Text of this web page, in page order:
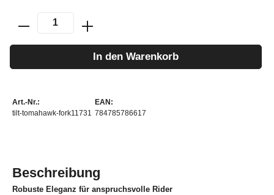
In den Warenkorb
Art.-Nr.:
tilt-tomahawk-fork11731
EAN:
784785786617
Beschreibung
Robuste Eleganz für anspruchsvolle Rider